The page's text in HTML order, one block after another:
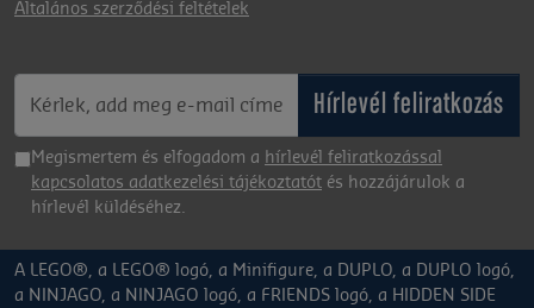
Általános szerződési feltételek
Hírlevél feliratkozás
Megismertem és elfogadom a hírlevél feliratkozással
kapcsolatos adatkezelési tájékoztatót és hozzájárulok a
hírlevél küldéséhez.
A LEGO®, a LEGO® logó, a Minifigure, a DUPLO, a DUPLO logó,
a NINJAGO, a NINJAGO logó, a FRIENDS logó, a HIDDEN SIDE